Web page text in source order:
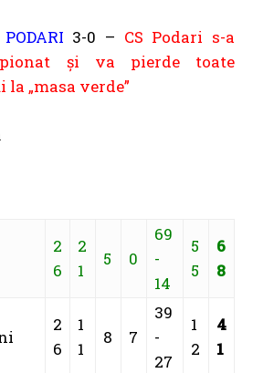
3-0 – CS Podari s-a
şi va pierde toate
„masa verde”
2
6
2
1
5 0
69
-
14
5
5
6
8
2
6
1
1
8 7
39
-
27
1
2
4
1